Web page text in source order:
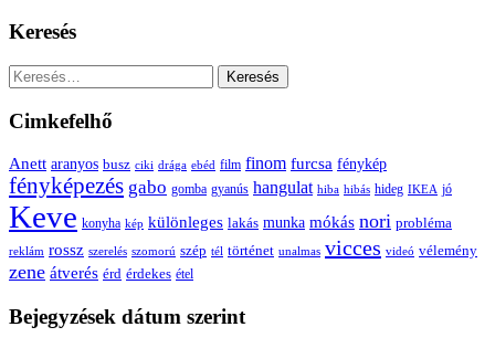
Keresés
Keresés:
Cimkefelhő
Anett aranyos busz ciki drága ebéd film finom furcsa fénykép
fényképezés gabo gomba gyanús hangulat hiba hibás hideg IKEA jó
Keve konyha kép különleges lakás munka mókás nori probléma
reklám rossz szerelés szomorú szép tél történet unalmas vicces videó vélemény
zene átverés érd érdekes étel
Bejegyzések dátum szerint